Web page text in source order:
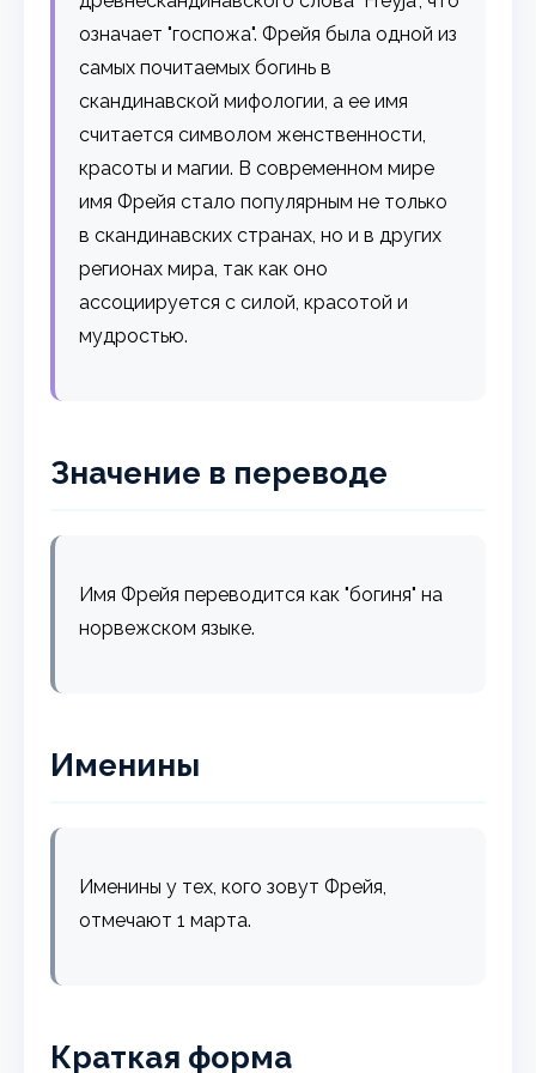
означает "госпожа". Фрейя была одной из
самых почитаемых богинь в
скандинавской мифологии, а ее имя
считается символом женственности,
красоты и магии. В современном мире
имя Фрейя стало популярным не только
в скандинавских странах, но и в других
регионах мира, так как оно
ассоциируется с силой, красотой и
мудростью.
Значение в переводе
Имя Фрейя переводится как "богиня" на
норвежском языке.
Именины
Именины у тех, кого зовут Фрейя,
отмечают 1 марта.
Краткая форма